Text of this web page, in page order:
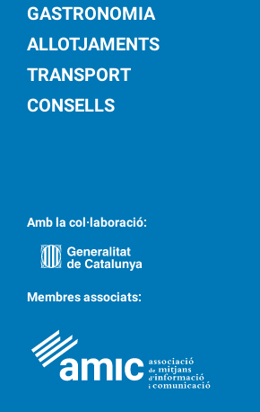
GASTRONOMIA
ALLOTJAMENTS
TRANSPORT
CONSELLS
Amb la col·laboració:
Membres associats: